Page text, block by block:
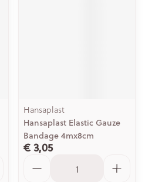
Hansaplast
Hansaplast Elastic Gauze
Bandage 4mx8cm
€ 3,05